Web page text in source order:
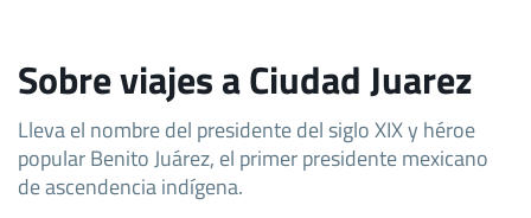
Sobre viajes a Ciudad Juarez
Lleva el nombre del presidente del siglo XIX y héroe
popular Benito Juárez, el primer presidente mexicano
de ascendencia indígena.